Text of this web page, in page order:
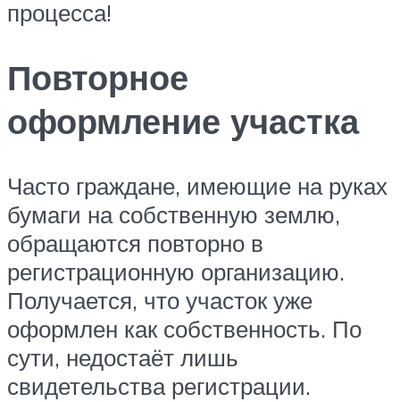
процесса!
Повторное
оформление участка
Часто граждане, имеющие на руках
бумаги на собственную землю,
обращаются повторно в
регистрационную организацию.
Получается, что участок уже
оформлен как собственность. По
сути, недостаёт лишь
свидетельства регистрации.